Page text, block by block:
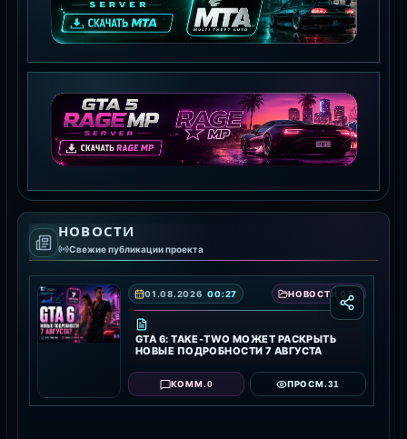
MTA:SA SERVER
СКАЧАТЬ MTA
GTA 5 RAGE MP
СКАЧАТЬ RAGE MP
НОВОСТИ
Свежие публикации проекта
01.08.2026 00:27 НОВОСТИ GTA 6 — ДАТА ВЫХОДА, ТРЕЙЛЕРЫ И ПОДРОБНОСТИ ИГРЫ
GTA 6: TAKE-TWO МОЖЕТ РАСКРЫТЬ
НОВЫЕ ПОДРОБНОСТИ 7 АВГУСТА
КОММ.0 ПРОСМ.31